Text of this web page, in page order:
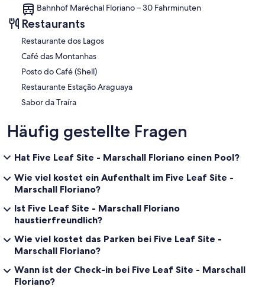
Karte
Bahnhof Maréchal Floriano – 30 Fahrminuten
Restaurants
Restaurante dos Lagos
Café das Montanhas
Posto do Café (Shell)
Restaurante Estação Araguaya
Sabor da Traíra
Häufig gestellte Fragen
Hat Five Leaf Site - Marschall Floriano einen Pool?
Wie viel kostet ein Aufenthalt im Five Leaf Site -
Marschall Floriano?
Ist Five Leaf Site - Marschall Floriano
haustierfreundlich?
Wie viel kostet das Parken bei Five Leaf Site -
Marschall Floriano?
Wann ist der Check-in bei Five Leaf Site - Marschall
Floriano?